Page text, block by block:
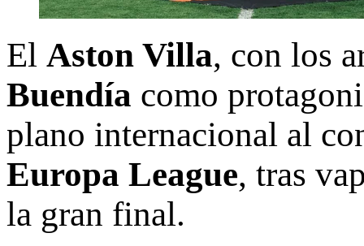
El Aston Villa, con los
Buendía como
plano internacional al
Europa League, tras
la gran final.